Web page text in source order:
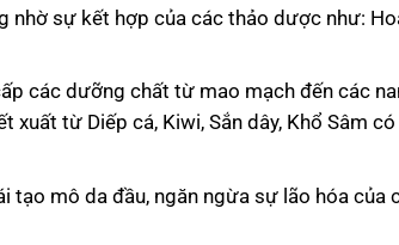
nhờ sự kết hợp của các thảo dược như:
các dưỡng chất từ mao mạch đến các
từ Diếp cá, Kiwi, Sắn dây, Khổ Sâm có
tạo mô da đầu, ngăn ngừa sự lão hóa của